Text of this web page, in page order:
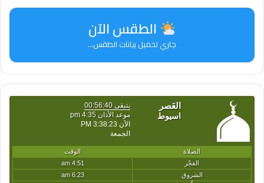
الطقس الآن
جاري تحميل بيانات الطقس...